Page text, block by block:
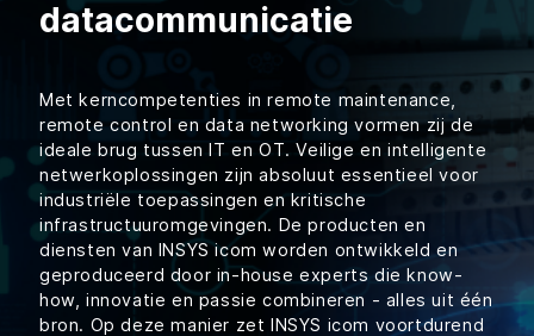
datacommunicatie
Met kerncompetenties in remote maintenance,
remote control en data networking vormen zij de
ideale brug tussen IT en OT. Veilige en intelligente
netwerkoplossingen zijn absoluut essentieel voor
industriële toepassingen en kritische
infrastructuuromgevingen. De producten en
diensten van INSYS icom worden ontwikkeld en
geproduceerd door in-house experts die know-
how, innovatie en passie combineren - alles uit één
bron. Op deze manier zet INSYS icom voortdurend